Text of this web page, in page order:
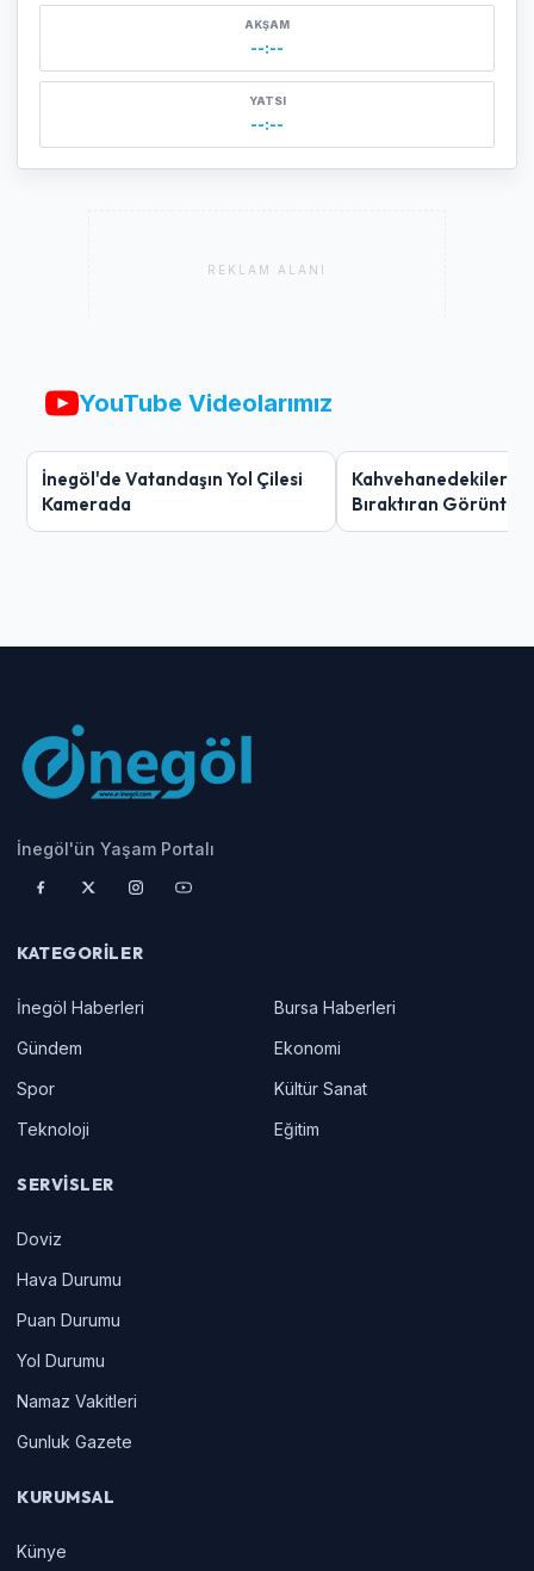
AKŞAM
--:--
YATSI
--:--
REKLAM ALANI
YouTube Videolarımız
İnegöl'de Vatandaşın Yol Çilesi
Kamerada
Kahvehanedekiler
Bıraktıran Görüntü!
İnegöl'ün Yaşam Portalı
KATEGORILER
İnegöl Haberleri
Bursa Haberleri
Gündem
Ekonomi
Spor
Kültür Sanat
Teknoloji
Eğitim
SERVISLER
Doviz
Hava Durumu
Puan Durumu
Yol Durumu
Namaz Vakitleri
Gunluk Gazete
KURUMSAL
Künye